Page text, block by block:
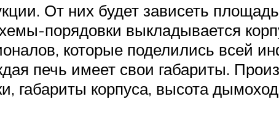
От них будет зависеть
порядовки выкладывается
которые поделились всей
печь имеет свои габариты.
габариты корпуса, высота